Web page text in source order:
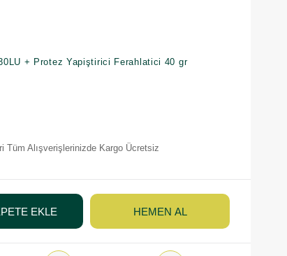
+ Protez Yapiştirici Ferahlatici 40 gr
Tüm Alışverişlerinizde Kargo Ücretsiz